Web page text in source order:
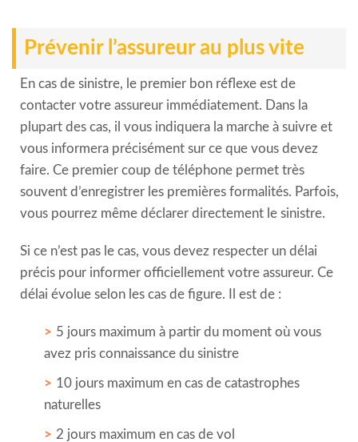
Prévenir l’assureur au plus vite
En cas de sinistre, le premier bon réflexe est de
contacter votre assureur immédiatement. Dans la
plupart des cas, il vous indiquera la marche à suivre et
vous informera précisément sur ce que vous devez
faire. Ce premier coup de téléphone permet très
souvent d’enregistrer les premières formalités. Parfois,
vous pourrez même déclarer directement le sinistre.
Si ce n’est pas le cas, vous devez respecter un délai
précis pour informer officiellement votre assureur. Ce
délai évolue selon les cas de figure. Il est de :
5 jours maximum à partir du moment où vous
avez pris connaissance du sinistre
10 jours maximum en cas de catastrophes
naturelles
2 jours maximum en cas de vol